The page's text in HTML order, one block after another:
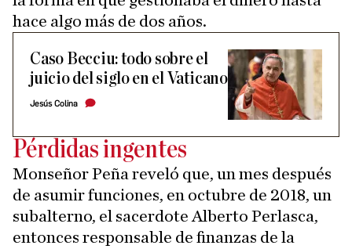
hace algo más de dos años.
Caso Becciu: todo sobre el
juicio del siglo en el Vaticano
Jesús Colina
Pérdidas ingentes
Monseñor Peña reveló que, un mes después
de asumir funciones, en octubre de 2018, un
subalterno, el sacerdote Alberto Perlasca,
entonces responsable de finanzas de la